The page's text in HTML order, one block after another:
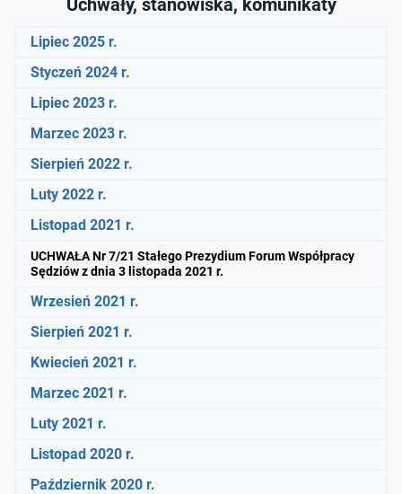
Uchwały, stanowiska, komunikaty
Lipiec 2025 r.
Styczeń 2024 r.
Lipiec 2023 r.
Marzec 2023 r.
Sierpień 2022 r.
Luty 2022 r.
Listopad 2021 r.
UCHWAŁA Nr 7/21 Stałego Prezydium Forum Współpracy
Sędziów z dnia 3 listopada 2021 r.
Wrzesień 2021 r.
Sierpień 2021 r.
Kwiecień 2021 r.
Marzec 2021 r.
Luty 2021 r.
Listopad 2020 r.
Październik 2020 r.